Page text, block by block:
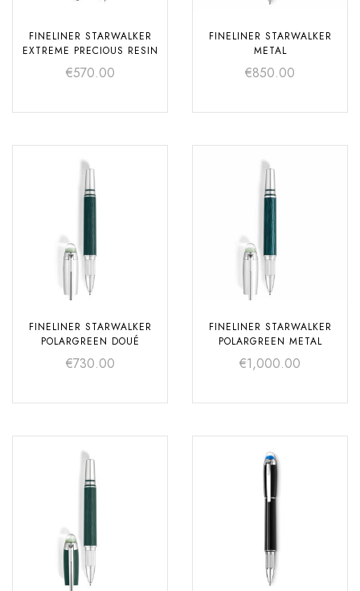
FINELINER STARWALKER
EXTREME PRECIOUS RESIN
€570.00
FINELINER STARWALKER
METAL
€850.00
FINELINER STARWALKER
POLARGREEN DOUÉ
€730.00
FINELINER STARWALKER
POLARGREEN METAL
€1,000.00